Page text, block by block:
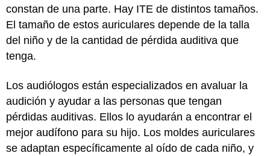
constan de una parte. Hay ITE de distintos tamaños.
El tamaño de estos auriculares depende de la talla
del niño y de la cantidad de pérdida auditiva que
tenga.
Los audiólogos están especializados en avaluar la
audición y ayudar a las personas que tengan
pérdidas auditivas. Ellos lo ayudarán a encontrar el
mejor audífono para su hijo. Los moldes auriculares
se adaptan específicamente al oído de cada niño, y